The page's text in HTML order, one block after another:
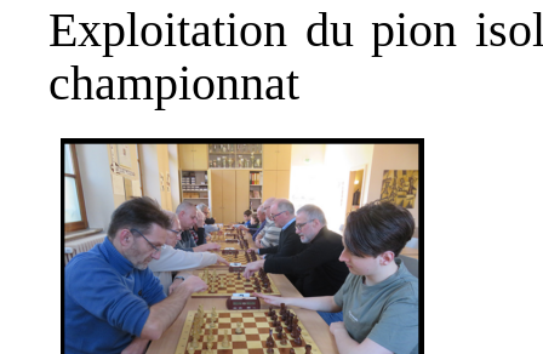
Exploitation du pion
championnat